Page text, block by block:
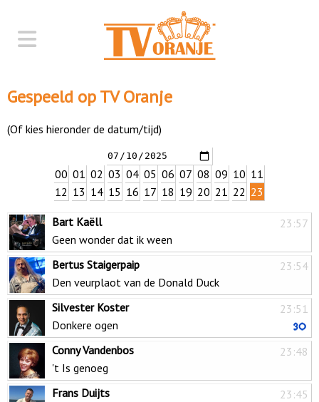
Gespeeld op TV Oranje
(Of kies hieronder de datum/tijd)
00 01 02 03 04 05 06 07 08 09 10 11
12 13 14 15 16 17 18 19 20 21 22 23
23:57
Bart Kaëll
Geen wonder dat ik ween
23:54
Bertus Staigerpaip
Den veurplaot van de Donald Duck
23:51
Silvester Koster
Donkere ogen
23:48
Conny Vandenbos
't Is genoeg
23:45
Frans Duijts